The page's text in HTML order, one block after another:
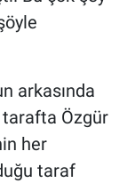
arkasında
tarafta Özgür
her
taraf